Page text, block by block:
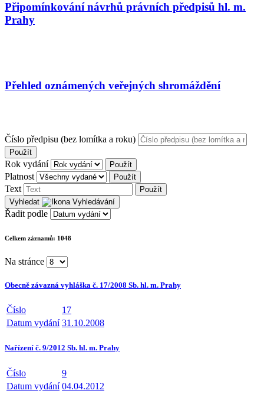
Připomínkování návrhů právních předpisů hl. m.
Prahy
Přehled oznámených veřejných shromáždění
Číslo předpisu (bez lomítka a roku)
Použít
Rok vydání Použít
Platnost Použít
Text
Použít
Vyhledat
Řadit podle
Celkem záznamů: 1048
Na stránce
Obecně závazná vyhláška č. 17/2008 Sb. hl. m. Prahy
Číslo
17
Datum vydání 31.10.2008
Nařízení č. 9/2012 Sb. hl. m. Prahy
Číslo
9
Datum vydání 04.04.2012